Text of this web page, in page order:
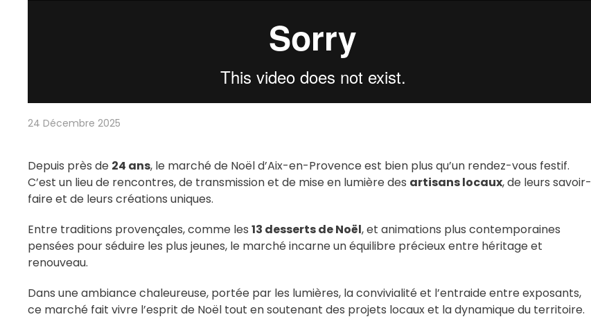
24 Décembre 2025
Depuis près de 24 ans, le marché de Noël d’Aix-en-Provence est bien plus qu’un rendez-vous festif.
C’est un lieu de rencontres, de transmission et de mise en lumière des artisans locaux, de leurs savoir-
faire et de leurs créations uniques.
Entre traditions provençales, comme les 13 desserts de Noël, et animations plus contemporaines
pensées pour séduire les plus jeunes, le marché incarne un équilibre précieux entre héritage et
renouveau.
Dans une ambiance chaleureuse, portée par les lumières, la convivialité et l’entraide entre exposants,
ce marché fait vivre l’esprit de Noël tout en soutenant des projets locaux et la dynamique du territoire.